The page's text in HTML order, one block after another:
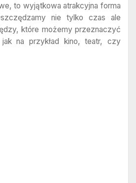
to wyjątkowa atrakcyjna forma
nie tylko czas ale
które możemy przeznaczyć
na przykład kino, teatr, czy